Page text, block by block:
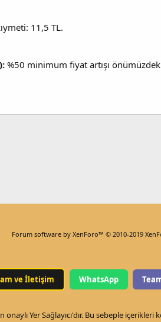
11,5 TL.
%50 minimum fiyat artışı
Forum software by XenForo™ © 2010-2019
ve İletişim WhatsApp
onaylı Yer Sağlayıcı'dır. Bu sebeple